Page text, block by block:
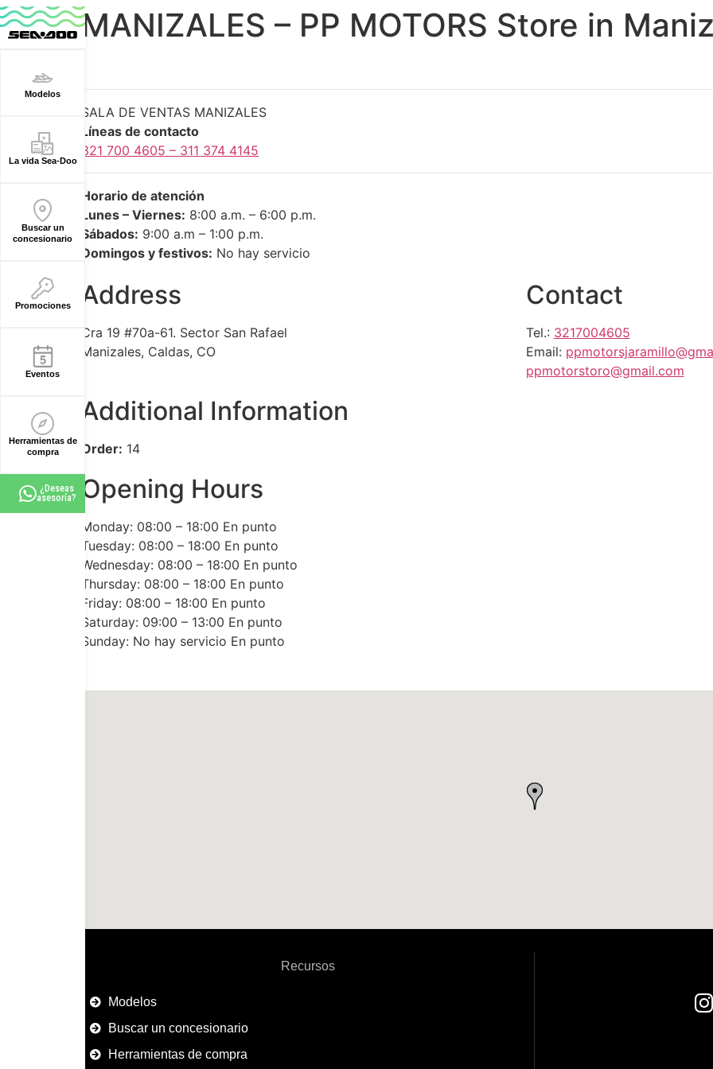
Modelos
La vida Sea-Doo
Buscar un
concesionario
Promociones
Eventos
Herramientas de
compra
¿Deseas
asesoría?
MANIZALES – PP MOTORS Store in
SALA DE VENTAS MANIZALES
Líneas de contacto
321 700 4605 – 311 374 4145
Horario de atención
Lunes – Viernes: 8:00 a.m. – 6:00 p.m.
Sábados: 9:00 a.m – 1:00 p.m.
Domingos y festivos: No hay servicio
Address
Cra 19 #70a-61. Sector San Rafael
Manizales, Caldas, CO
Contact
Tel.: 3217004605
Email:
ppmotorstoro@gmail.com
Additional Information
Order: 14
Opening Hours
Monday: 08:00 – 18:00 En punto
Tuesday: 08:00 – 18:00 En punto
Wednesday: 08:00 – 18:00 En punto
Thursday: 08:00 – 18:00 En punto
Friday: 08:00 – 18:00 En punto
Saturday: 09:00 – 13:00 En punto
Sunday: No hay servicio En punto
Recursos
Modelos
Buscar un concesionario
Herramientas de compra